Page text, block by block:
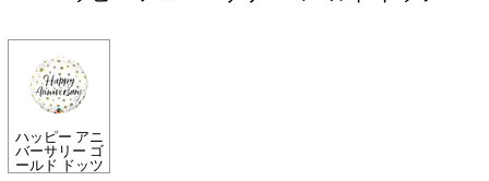
ハッピー アニ
バーサリー ゴ
ールド ドッツ